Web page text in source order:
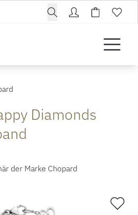
Diamonds
der Marke Chopard